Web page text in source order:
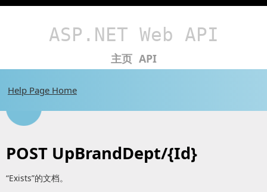
ASP.NET Web API
主页 API
Help Page Home
POST UpBrandDept/{Id}
“Exists”的文档。